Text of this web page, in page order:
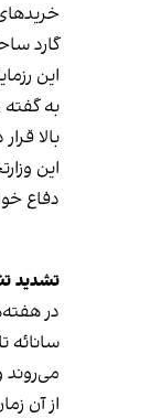
گارد
این
بالا
این
دفاع
تشدید
در
می‌روند
از آن